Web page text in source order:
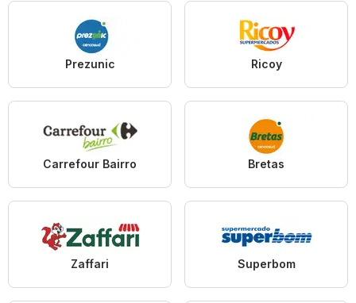
Prezunic Ricoy
Carrefour Bairro Bretas
Zaffari Superbom